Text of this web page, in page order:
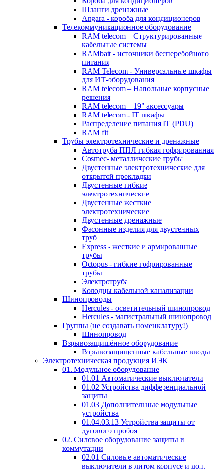
Шланги дренажные
Angara - короба для кондиционеров
Телекоммуникационное оборудование
RAM telecom – Структурированные
кабельные системы
RAMbatt - источники бесперебойного
питания
RAM Telecom - Универсальные шкафы
для ИТ-оборудования
RAM telecom – Напольные корпусные
решения
RAM telecom – 19" аксессуары
RAM telecom - IT шкафы
Распределение питания IT (PDU)
RAM fit
Трубы электротехнические и дренажные
Автотруба ППЛ гибкая гофрированная
Cosmec- металлические трубы
Двустенные электротехнические для
открытой прокладки
Двустенные гибкие
электротехнические
Двустенные жесткие
электротехнические
Двустенные дренажные
Фасонные изделия для двустенных
труб
Express - жесткие и армированные
трубы
Octopus - гибкие гофрированные
трубы
Электротруба
Колодцы кабельной канализации
Шинопроводы
Hercules - осветительный шинопровод
Hercules - магистральный шинопровод
Группы (не создавать номенклатуру!)
Шинопровод
Взрывозащищённое оборудование
Взрывозащищенные кабельные вводы
Электротехническая продукция ИЭК
01. Модульное оборудование
01.01 Автоматические выключатели
01.02 Устройства дифференциальной
защиты
01.03 Дополнительные модульные
устройства
01.04.03.13 Устройства защиты от
дугового пробоя
02. Силовое оборудование защиты и
коммутации
02.01 Силовые автоматические
выключатели в литом корпусе и доп.